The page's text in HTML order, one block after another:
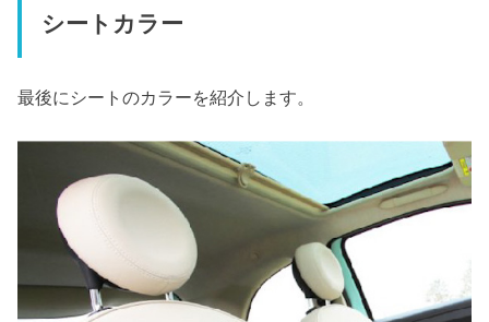
シートカラー
最後にシートのカラーを紹介します。